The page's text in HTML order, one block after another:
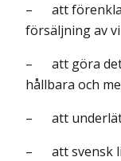
– att förenkla
försäljning av
– att göra det
hållbara och
– att
– att svensk